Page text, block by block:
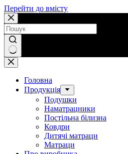
Перейти до вмісту
Немає
результатів
Головна
Продукція
Подушки
Наматрацники
Постільна білизна
Ковдри
Дитячі матраци
Матраци